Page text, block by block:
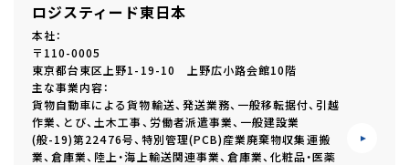
ロジスティード東日本
本社：
〒110-0005
東京都台東区上野1-19-10 上野広小路会館10階
主な事業内容：
貨物自動車による貨物輸送、発送業務、一般移転据付、引越
作業、とび、土木工事、労働者派遣事業、一般建設業
(般-19)第22476号、特別管理(PCB)産業廃棄物収集運搬
業、倉庫業、陸上・海上輸送関連事業、倉庫業、化粧品・医薬